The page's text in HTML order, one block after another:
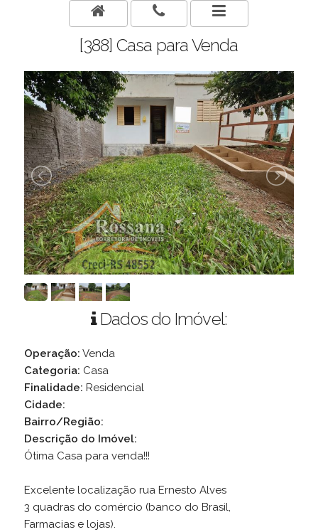
[388] Casa para Venda
Dados do Imóvel:
Operação: Venda
Categoria: Casa
Finalidade: Residencial
Cidade:
Bairro/Região:
Descrição do Imóvel:
Ótima Casa para venda!!!
Excelente localização rua Ernesto Alves
3 quadras do comércio (banco do Brasil,
Farmacias e lojas).